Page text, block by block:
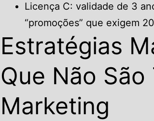
Licença C: validade de 3
“promoções” que exigem
Estratégias
Que Não
Marketing